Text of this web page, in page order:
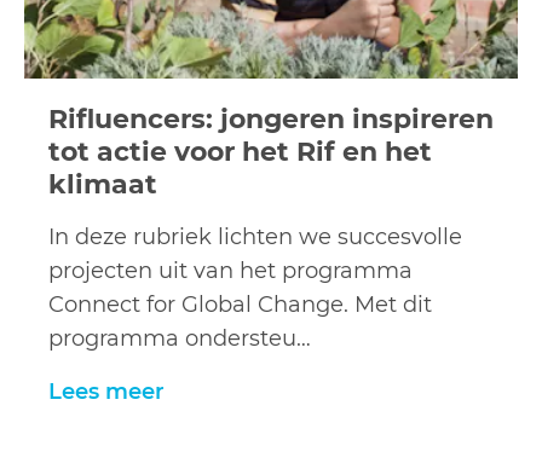
Rifluencers: jongeren inspireren
tot actie voor het Rif en het
klimaat
In deze rubriek lichten we succesvolle
projecten uit van het programma
Connect for Global Change. Met dit
programma ondersteu…
Lees meer